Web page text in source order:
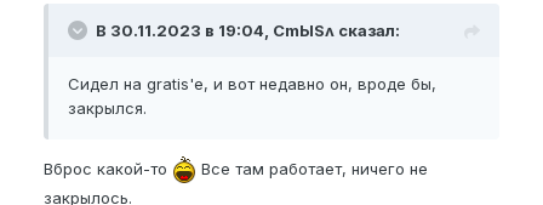
В 30.11.2023 в 19:04, CmЫSʌ сказал:
Сидел на gratis'е, и вот недавно он, вроде бы,
закрылся.
Вброс какой-то
Все там работает, ничего не
закрылось.